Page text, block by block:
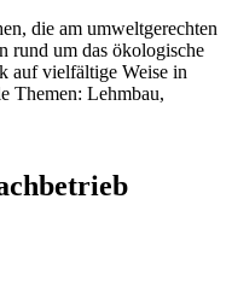
die am umweltgerechten
rund um das ökologische
auf vielfältige Weise in
Themen: Lehmbau,